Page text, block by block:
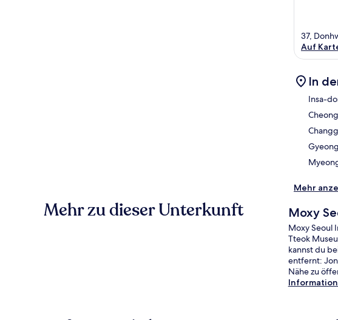
37,
Auf
In
Insa-
Mehr
Mehr zu dieser Unterkunft Moxy
Moxy Seoul
Tteok
kannst du
entfernt:
Nähe zu